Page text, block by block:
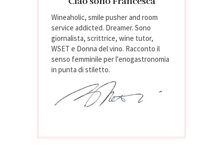
Wineaholic, smile pusher and room
service addicted. Dreamer. Sono
giornalista, scrittrice, wine tutor,
WSET e Donna del vino. Racconto il
senso femminile per l'enogastronomia
in punta di stiletto.